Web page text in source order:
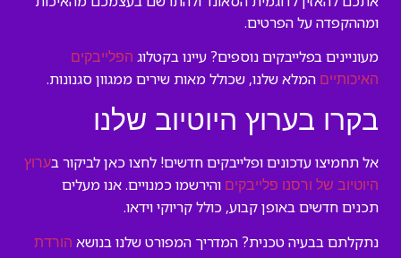
ומההקפדה על הפרטים.
מעוניינים בפלייבקים נוספים? עיינו בקטלוג הפלייבקים
האיכותיים המלא שלנו, שכולל מאות שירים ממגוון סגנונות.
בקרו בערוץ היוטיוב שלנו
אל תחמיצו עדכונים ופלייבקים חדשים! לחצו כאן לביקור בערוץ
היוטיוב של ורסנו פלייבקים והירשמו כמנויים. אנו מעלים
תכנים חדשים באופן קבוע, כולל קריוקי וידאו.
נתקלתם בבעיה טכנית? המדריך המפורט שלנו בנושא הורדת